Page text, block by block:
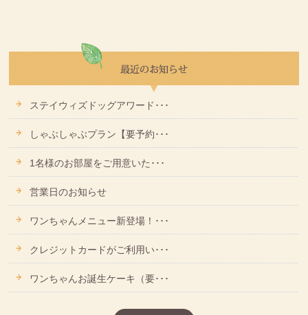
ステイウィズドッグアワード･･･
しゃぶしゃぶプラン【要予約･･･
1名様のお部屋をご用意いた･･･
営業日のお知らせ
ワンちゃんメニュー新登場！･･･
クレジットカードがご利用い･･･
ワンちゃんお誕生ケーキ（要･･･